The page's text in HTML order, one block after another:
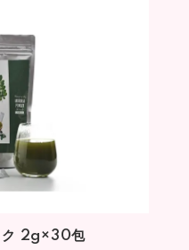
ク 2g×30包